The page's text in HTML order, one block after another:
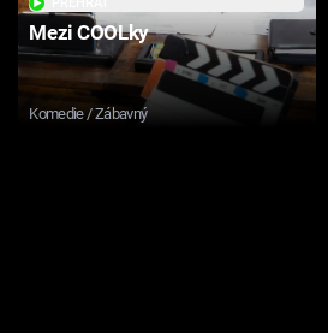
Mezi COOLky
Komedie / Zábavný